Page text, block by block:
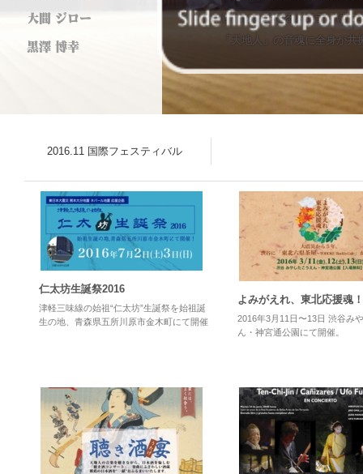
2016.11 国際フェスティバル
仁太坊生誕祭2016
津軽三味線の始祖“仁太坊”生誕祭を始祖誕
生の地、青森県五所川原市金木町にて開催
よみがえれ、東北応援魂！
2016年3月11日〜13日 渋谷み
ん・神宮通公園にて開催。